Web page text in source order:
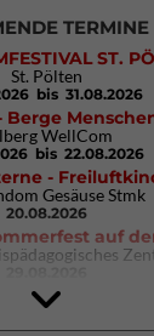
TERMINE
ST.
St. Pölten
bis 31.08.2026
Berge
WellCom
bis 22.08.2026
-
Gesäuse Stmk
20.08.2026
auf
Master Arco
Arco (IT)
bis 04.10.2026